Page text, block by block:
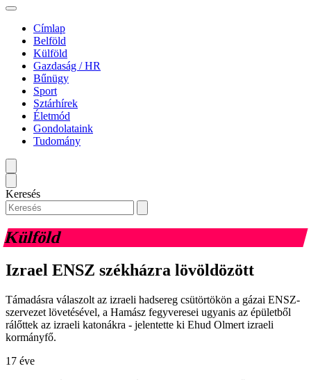
Címlap
Belföld
Külföld
Gazdaság / HR
Bűnügy
Sport
Sztárhírek
Életmód
Gondolataink
Tudomány
Keresés
Külföld
Izrael ENSZ székházra lövöldözött
Támadásra válaszolt az izraeli hadsereg csütörtökön a gázai ENSZ-
szervezet lövetésével, a Hamász fegyveresei ugyanis az épületből
rálőttek az izraeli katonákra - jelentette ki Ehud Olmert izraeli
kormányfő.
17 éve